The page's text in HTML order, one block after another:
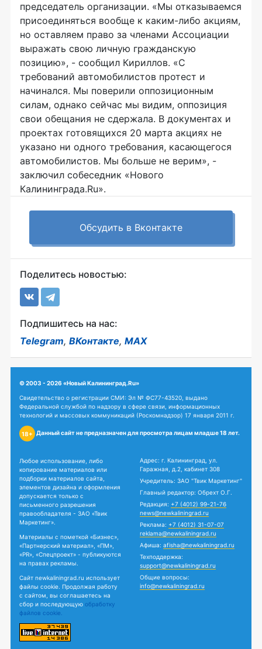
председатель организации. «Мы отказываемся
присоединяться вообще к каким-либо акциям,
но оставляем право за членами Ассоциации
выражать свою личную гражданскую
позицию», - сообщил Кириллов. «С
требований автомобилистов протест и
начинался. Мы поверили оппозиционным
силам, однако сейчас мы видим, оппозиция
свои обещания не сдержала. В документах и
проектах готовящихся 20 марта акциях не
указано ни одного требования, касающегося
автомобилистов. Мы больше не верим», -
заключил собеседник «Нового
Калининграда.Ru».
Обсудить в Вконтакте
Поделитесь новостью:
Подпишитесь на нас:
Telegram, ВКонтакте, MAX
© 2003 - 2026 «Новый Калининград.Ru»
Свидетельство о регистрации СМИ: Эл № ФС77-43520, выдано
Федеральной службой по надзору в сфере связи, информационных
технологий и массовых коммуникаций (Роскомнадзор) 17 января 2011 г.
18+ Данный сайт не предназначен для просмотра лицам младше 18 лет.
Любое использование, либо
копирование материалов или
подборки материалов сайта,
элементов дизайна и оформления
допускается только с
письменного разрешения
правообладателя - ЗАО «Твик
Маркетинг».
Материалы с пометкой «Бизнес»,
«Партнерский материал», «ПМ»,
«PR», «Спецпроект» - публикуются
на правах рекламы.
Сайт newkaliningrad.ru использует
файлы cookie. Продолжая работу
с сайтом, вы соглашаетесь на
сбор и последующую обработку
файлов cookie.
Адрес: г. Калининград, ул.
Гаражная, д.2, кабинет 308
Учредитель: ЗАО "Твик Маркетинг"
Главный редактор: Обрехт О.Г.
Редакция: +7 (4012) 99-21-76
news@newkaliningrad.ru
Реклама: +7 (4012) 31-07-07
reklama@newkaliningrad.ru
Афиша: afisha@newkaliningrad.ru
Техподдержка:
support@newkaliningrad.ru
Общие вопросы:
info@newkaliningrad.ru